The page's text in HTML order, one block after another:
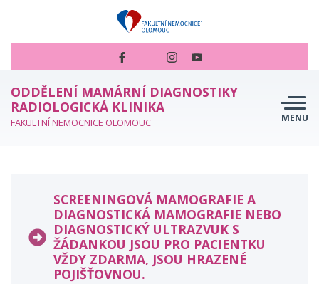
ODDĚLENÍ MAMÁRNÍ DIAGNOSTIKY
RADIOLOGICKÁ KLINIKA
FAKULTNÍ NEMOCNICE OLOMOUC MENU
PROVÁDĚNÉ VÝKONY
CHCI SE OBJEDNAT
SCREENINGOVÁ MAMOGRAFIE A
DIAGNOSTICKÁ MAMOGRAFIE NEBO
DIAGNOSTICKÝ ULTRAZVUK S
ŽÁDANKOU JSOU PRO PACIENTKU
VŽDY ZDARMA, JSOU HRAZENÉ
POJIŠŤOVNOU.